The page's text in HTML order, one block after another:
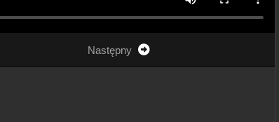
Następny